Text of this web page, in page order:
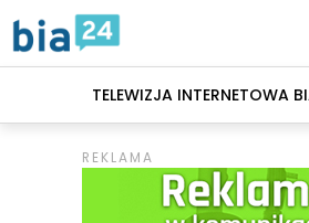
TELEWIZJA INTERNETOWA